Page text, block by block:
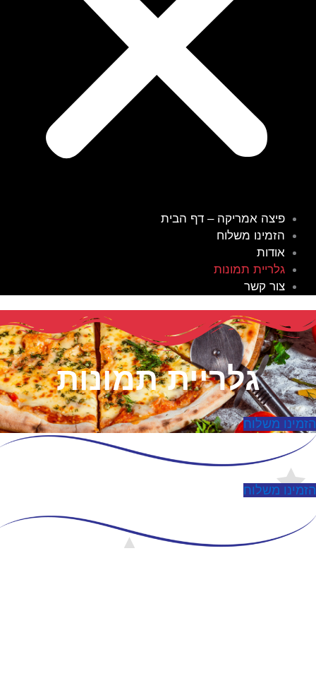
פיצה אמריקה – דף הבית
הזמינו משלוח
אודות
גלריית תמונות
צור קשר
גלריית תמונות
הזמינו משלוח
הזמינו משלוח